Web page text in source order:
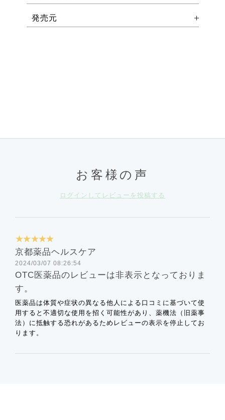
発売元
お客様の声
ログインしてレビューを投稿する
★★★★★
京都薬品ヘルスケア
2024/03/07 08:26:54
OTC医薬品のレビューは非表示となっておりま
す。
医薬品は体質や症状の異なる他人による口コミに基づいて使
用すると不適切な使用を招く可能性があり、薬機法（旧薬事
法）に抵触する恐れがあるためレビューの表示を停止してお
ります。